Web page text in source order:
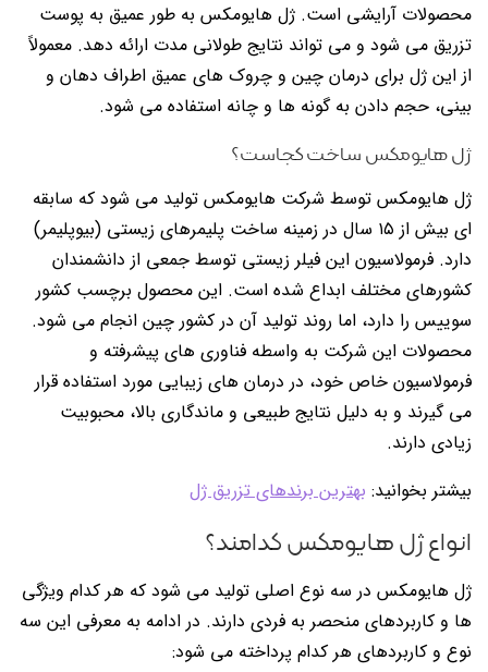
محصولات آرایشی است. ژل هایومکس به طور عمیق به پوست
تزریق می شود و می تواند نتایج طولانی مدت ارائه دهد. معمولاً
از این ژل برای درمان چین و چروک های عمیق اطراف دهان و
بینی، حجم دادن به گونه ها و چانه استفاده می شود.
ژل هایومکس ساخت کجاست؟
ژل هایومکس توسط شرکت هایومکس تولید می شود که سابقه
ای بیش از ۱۵ سال در زمینه ساخت پلیمرهای زیستی (بیوپلیمر)
دارد. فرمولاسیون این فیلر زیستی توسط جمعی از دانشمندان
کشورهای مختلف ابداع شده است. این محصول برچسب کشور
سوییس را دارد، اما روند تولید آن در کشور چین انجام می شود.
محصولات این شرکت به واسطه فناوری های پیشرفته و
فرمولاسیون خاص خود، در درمان های زیبایی مورد استفاده قرار
می گیرند و به دلیل نتایج طبیعی و ماندگاری بالا، محبوبیت
زیادی دارند.
بیشتر بخوانید: بهترین برندهای تزریق ژل
انواع ژل هایومکس کدامند؟
ژل هایومکس در سه نوع اصلی تولید می شود که هر کدام ویژگی
ها و کاربردهای منحصر به فردی دارند. در ادامه به معرفی این سه
نوع و کاربردهای هر کدام پرداخته می شود: